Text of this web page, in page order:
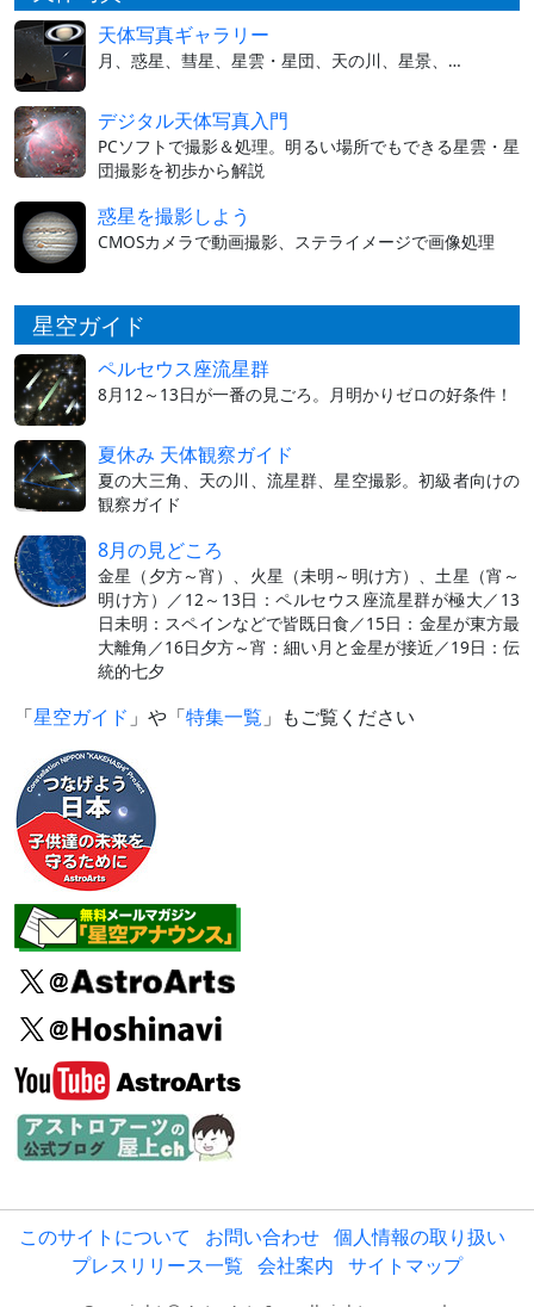
天体写真ギャラリー
月、惑星、彗星、星雲・星団、天の川、星景、…
デジタル天体写真入門
PCソフトで撮影＆処理。明るい場所でもできる星雲・星
団撮影を初歩から解説
惑星を撮影しよう
CMOSカメラで動画撮影、ステライメージで画像処理
星空ガイド
ペルセウス座流星群
8月12～13日が一番の見ごろ。月明かりゼロの好条件！
夏休み 天体観察ガイド
夏の大三角、天の川、流星群、星空撮影。初級者向けの
観察ガイド
8月の見どころ
金星（夕方～宵）、火星（未明～明け方）、土星（宵～
明け方）／12～13日：ペルセウス座流星群が極大／13
日未明：スペインなどで皆既日食／15日：金星が東方最
大離角／16日夕方～宵：細い月と金星が接近／19日：伝
統的七夕
「星空ガイド 」や「特集一覧 」もご覧ください
このサイトについて お問い合わせ 個人情報の取り扱い
プレスリリース一覧 会社案内 サイトマップ